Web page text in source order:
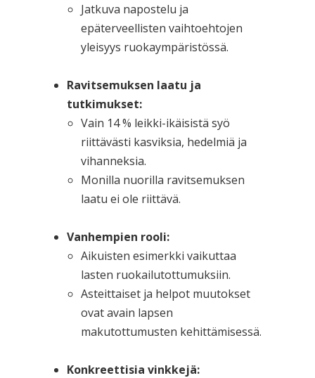
Jatkuva napostelu ja
epäterveellisten vaihtoehtojen
yleisyys ruokaympäristössä.
Ravitsemuksen laatu ja
tutkimukset:
Vain 14 % leikki-ikäisistä syö
riittävästi kasviksia, hedelmiä ja
vihanneksia.
Monilla nuorilla ravitsemuksen
laatu ei ole riittävä.
Vanhempien rooli:
Aikuisten esimerkki vaikuttaa
lasten ruokailutottumuksiin.
Asteittaiset ja helpot muutokset
ovat avain lapsen
makutottumusten kehittämisessä.
Konkreettisia vinkkejä: